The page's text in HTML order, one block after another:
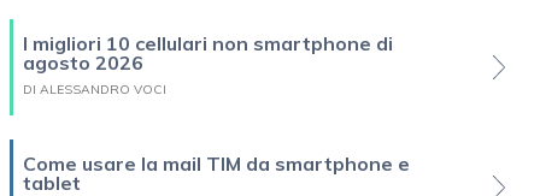
I migliori 10 cellulari non smartphone di
agosto 2026
DI ALESSANDRO VOCI
Come usare la mail TIM da smartphone e
tablet